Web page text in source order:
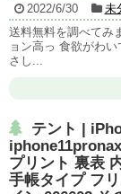
2022/6/30
未
送料無料を調べてみ
ョン高っ 食欲がわ
さし...
テント |
プリント 裏表
手帳タイプ フ